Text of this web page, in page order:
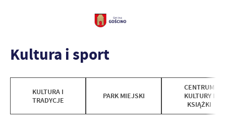
Kultura i sport
KULTURA I
TRADYCJE
PARK MIEJSKI
CENTRUM
KULTURY I
KSIĄŻKI